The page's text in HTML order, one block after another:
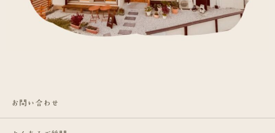
お問い合わせ